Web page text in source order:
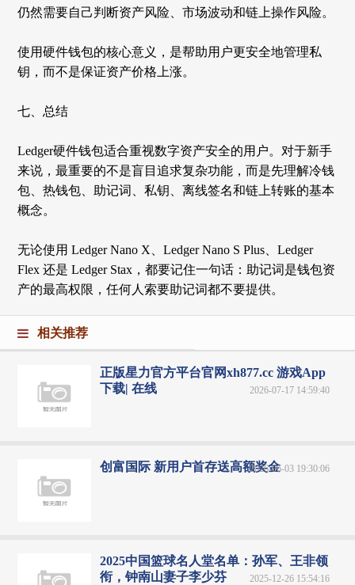
仍然需要自己判断资产风险、市场波动和链上操作风险。
使用硬件钱包的核心意义，是帮助用户更安全地管理私
钥，而不是保证资产价格上涨。
七、总结
Ledger硬件钱包适合重视数字资产安全的用户。对于新手
来说，最重要的不是盲目追求复杂功能，而是先理解冷钱
包、热钱包、助记词、私钥、离线签名和链上转账的基本
概念。
无论使用 Ledger Nano X、Ledger Nano S Plus、Ledger
Flex 还是 Ledger Stax，都要记住一句话：助记词是钱包资
产的最高权限，任何人索要助记词都不要提供。
相关推荐
正版星力官方平台官网xh877.cc 游戏App
下载| 在线
2026-07-17 14:59:40
创富国际 新用户首存送高额奖金2026-06-03 19:30:06
2025中国篮球名人堂名单：孙军、王非领
衔，钟南山妻子李少芬
2025-12-26 15:54:16